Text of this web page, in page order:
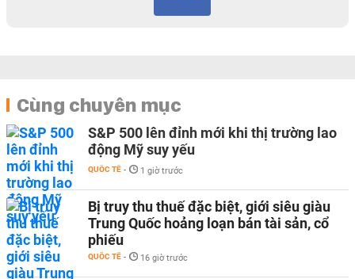
Cùng chuyên mục
S&P 500 lên đỉnh mới khi thị trường lao
động Mỹ suy yếu
QUỐC TẾ - 1 giờ trước
Bị truy thu thuế đặc biệt, giới siêu giàu
Trung Quốc hoảng loạn bán tài sản, cổ
phiếu
QUỐC TẾ - 16 giờ trước